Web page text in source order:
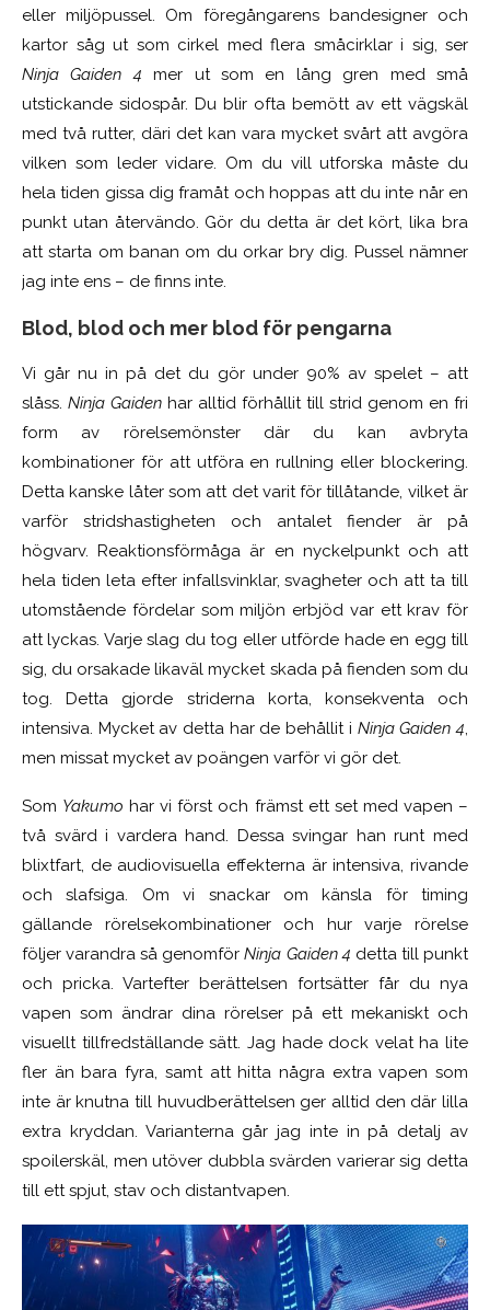
eller miljöpussel. Om föregångarens bandesigner och
kartor såg ut som cirkel med flera småcirklar i sig, ser
Ninja Gaiden 4mer ut som en lång gren med små
utstickande sidospår. Du blir ofta bemött av ett vägskäl
med två rutter, däri det kan vara mycket svårt att avgöra
vilken som leder vidare. Om du vill utforska måste du
hela tiden gissa dig framåt och hoppas att du inte når en
punkt utan återvändo. Gör du detta är det kört, lika bra
att starta om banan om du orkar bry dig. Pussel nämner
jag inte ens – de finns inte.
Blod, blod och mer blod för pengarna
Vi går nu in på det du gör under 90% av spelet – att
slåss. Ninja Gaiden har alltid förhållit till strid genom en fri
form av rörelsemönster där du kan avbryta
kombinationer för att utföra en rullning eller blockering.
Detta kanske låter som att det varit för tillåtande, vilket är
varför stridshastigheten och antalet fiender är på
högvarv. Reaktionsförmåga är en nyckelpunkt och att
hela tiden leta efter infallsvinklar, svagheter och att ta till
utomstående fördelar som miljön erbjöd var ett krav för
att lyckas. Varje slag du tog eller utförde hade en egg till
sig, du orsakade likaväl mycket skada på fienden som du
tog. Detta gjorde striderna korta, konsekventa och
intensiva. Mycket av detta har de behållit i Ninja Gaiden 4,
men missat mycket av poängen varför vi gör det.
Som Yakumohar vi först och främst ett set med vapen –
två svärd i vardera hand. Dessa svingar han runt med
blixtfart, de audiovisuella effekterna är intensiva, rivande
och slafsiga. Om vi snackar om känsla för timing
gällande rörelsekombinationer och hur varje rörelse
följer varandra så genomförNinja Gaiden 4 detta till punkt
och pricka. Vartefter berättelsen fortsätter får du nya
vapen som ändrar dina rörelser på ett mekaniskt och
visuellt tillfredställande sätt. Jag hade dock velat ha lite
fler än bara fyra, samt att hitta några extra vapen som
inte är knutna till huvudberättelsen ger alltid den där lilla
extra kryddan. Varianterna går jag inte in på detalj av
spoilerskäl, men utöver dubbla svärden varierar sig detta
till ett spjut, stav och distantvapen.